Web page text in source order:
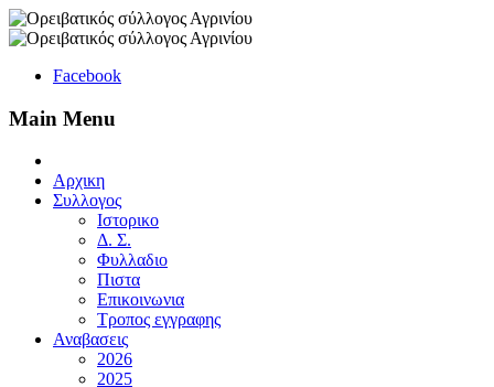
Facebook
Main Menu
Αρχικη
Συλλογος
Ιστορικο
Δ. Σ.
Φυλλαδιο
Πιστα
Επικοινωνια
Τροπος εγγραφης
Αναβασεις
2026
2025